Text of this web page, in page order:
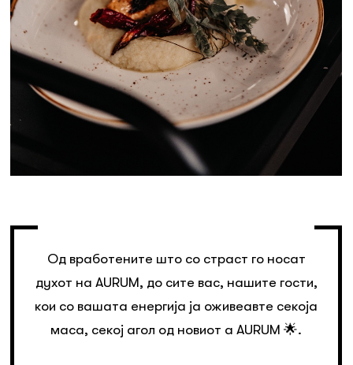
Од вработените што со страст го носат
духот на AURUM, до сите вас, нашите гости,
кои со вашата енергија ја оживеавте секоја
маса, секој агол од новиот a AURUM 🌟.